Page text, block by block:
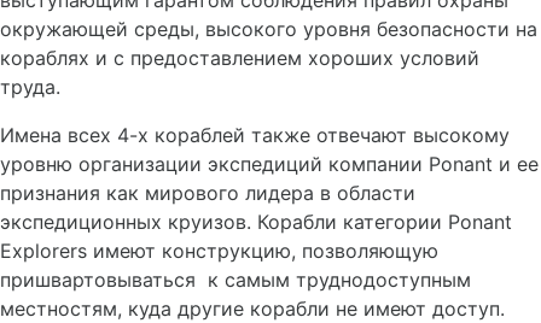
окружающей среды, высокого уровня безопасности на
кораблях и с предоставлением хороших условий
труда.
Имена всех 4-х кораблей также отвечают высокому
уровню организации экспедиций компании Ponant и ее
признания как мирового лидера в области
экспедиционных круизов. Корабли категории Ponant
Explorers имеют конструкцию, позволяющую
пришвартовываться к самым труднодоступным
местностям, куда другие корабли не имеют доступ.